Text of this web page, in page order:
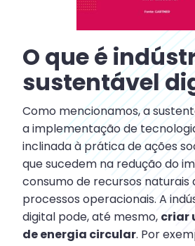
O que é
sustentável
Como mencionamos, a
a implementação de
inclinada à prática de ações
que sucedem na redução do
consumo de recursos naturais
processos operacionais. A
digital pode, até mesmo, criar
de energia circular. Por